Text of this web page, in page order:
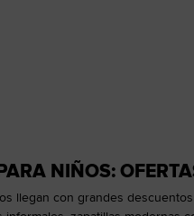
NIÑOS:
llegan con grandes